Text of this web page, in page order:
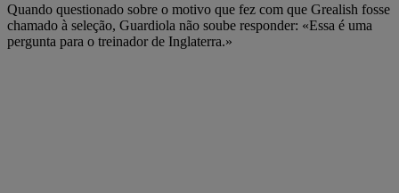
Quando questionado sobre o motivo que fez com que Grealish fosse
chamado à seleção, Guardiola não soube responder: «Essa é uma
pergunta para o treinador de Inglaterra.»